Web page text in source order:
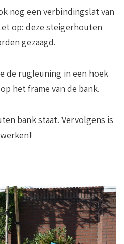
nog een verbindingslat van
op: deze steigerhouten
gezaagd.
de rugleuning in een hoek
het frame van de bank.
bank staat. Vervolgens is